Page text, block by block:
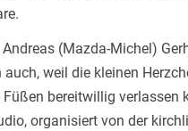
(Mazda-Michel)
weil die kleinen
bereitwillig verlassen
organisiert von der